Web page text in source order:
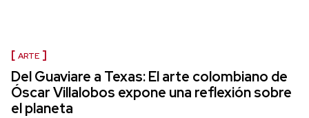
ARTE
Del Guaviare a Texas: El arte colombiano de
Óscar Villalobos expone una reflexión sobre
el planeta